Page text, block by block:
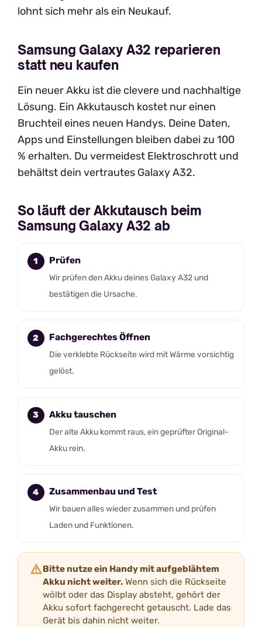
lohnt sich mehr als ein Neukauf.
Samsung Galaxy A32 reparieren
statt neu kaufen
Ein neuer Akku ist die clevere und nachhaltige
Lösung. Ein Akkutausch kostet nur einen
Bruchteil eines neuen Handys. Deine Daten,
Apps und Einstellungen bleiben dabei zu 100
% erhalten. Du vermeidest Elektroschrott und
behältst dein vertrautes Galaxy A32.
So läuft der Akkutausch beim
Samsung Galaxy A32 ab
Prüfen
Wir prüfen den Akku deines Galaxy A32 und
bestätigen die Ursache.
Fachgerechtes Öffnen
Die verklebte Rückseite wird mit Wärme vorsichtig
gelöst.
Akku tauschen
Der alte Akku kommt raus, ein geprüfter Original-
Akku rein.
Zusammenbau und Test
Wir bauen alles wieder zusammen und prüfen
Laden und Funktionen.
Bitte nutze ein Handy mit aufgeblähtem
Akku nicht weiter. Wenn sich die Rückseite
wölbt oder das Display absteht, gehört der
Akku sofort fachgerecht getauscht. Lade das
Gerät bis dahin nicht weiter.